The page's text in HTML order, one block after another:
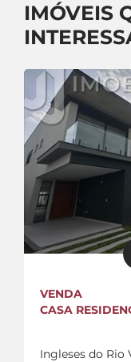
IMÓVEIS
VENDA
CASA
Ingleses do Rio